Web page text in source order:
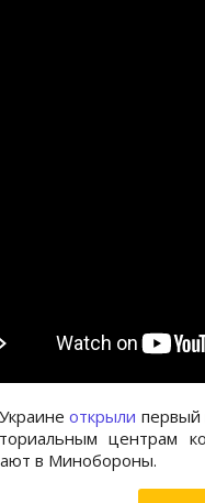
открыли первый
центрам
в Минобороны.